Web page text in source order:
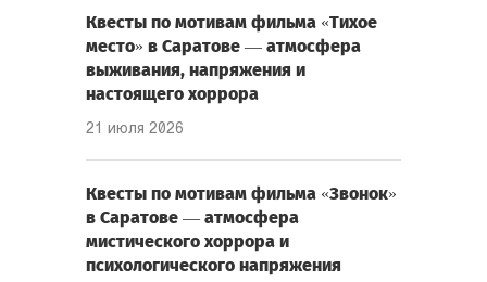
Квесты по мотивам фильма «Тихое
место» в Саратове — атмосфера
выживания, напряжения и
настоящего хоррора
21 июля 2026
Квесты по мотивам фильма «Звонок»
в Саратове — атмосфера
мистического хоррора и
психологического напряжения